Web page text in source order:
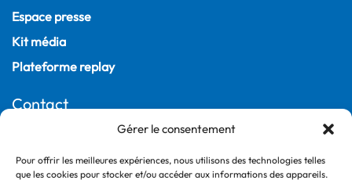
Gérer le consentement
Pour offrir les meilleures expériences, nous utilisons des technologies telles
que les cookies pour stocker et/ou accéder aux informations des appareils.
Espace presse
Kit média
Plateforme replay
Contact
75009 Paris – France
+33 (0)1 55 04 05 03